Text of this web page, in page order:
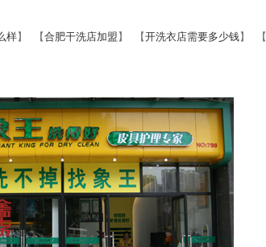
样】 【合肥干洗店加盟 】 【开洗衣店需要多少钱】 【